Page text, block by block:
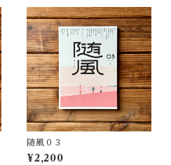
随風０３
¥2,200